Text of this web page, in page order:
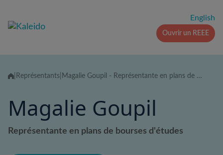
content
English
Ouvrir un REEE
Représentants Magalie Goupil - Représentante en plans de bourses d'études
Magalie Goupil
Représentante en plans de bourses d'études